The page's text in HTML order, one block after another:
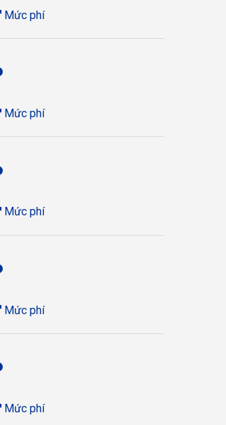
Mức phí
Mức phí
Mức phí
Mức phí
Mức phí